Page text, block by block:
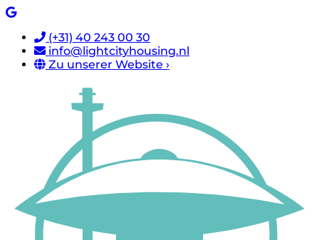
(+31) 40 243 00 30
info@lightcityhousing.nl
Zu unserer Website ›